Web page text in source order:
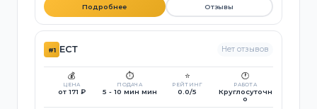
Подробнее Отзывы
#1 ЕСТ Нет отзывов
💰
ЦЕНА
от 171 ₽
⏱️
ПОДАЧА
5 - 10 мин мин
⭐
РЕЙТИНГ
0.0/5
🕐
РАБОТА
Круглосуточн
о